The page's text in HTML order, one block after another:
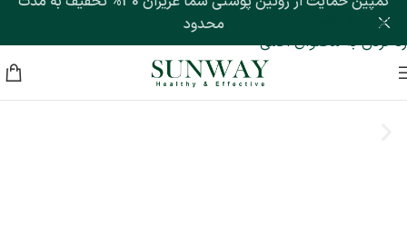
رد کردن به ناوبری
رد کردن به محتوای اصلی
محدود